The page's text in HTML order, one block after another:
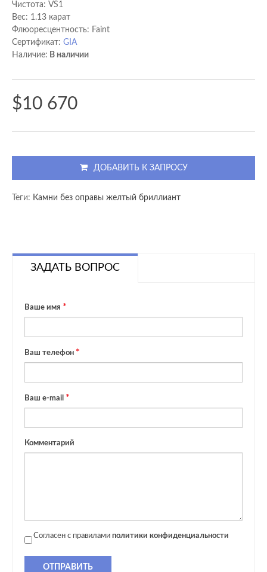
Чистота: VS1
Вес: 1.13 карат
Флюоресцентность: Faint
Сертификат: GIA
Наличие: В наличии
$10 670
ДОБАВИТЬ К ЗАПРОСУ
Теги: Камни без оправы желтый бриллиант
ЗАДАТЬ ВОПРОС
Ваше имя
Ваш телефон
Ваш e-mail
Комментарий
Согласен с правилами политики конфиденциальности
ОТПРАВИТЬ